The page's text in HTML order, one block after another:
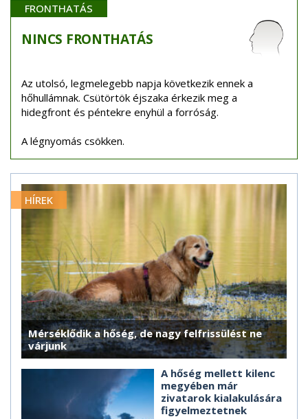
FRONTHATÁS
NINCS FRONTHATÁS
Az utolsó, legmelegebb napja következik ennek a
hőhullámnak. Csütörtök éjszaka érkezik meg a
hidegfront és péntekre enyhül a forróság.
A légnyomás csökken.
HÍREK
Mérséklődik a hőség, de nagy felfrissülést ne
várjunk
A hőség mellett kilenc
megyében már
zivatarok kialakulására
figyelmeztetnek